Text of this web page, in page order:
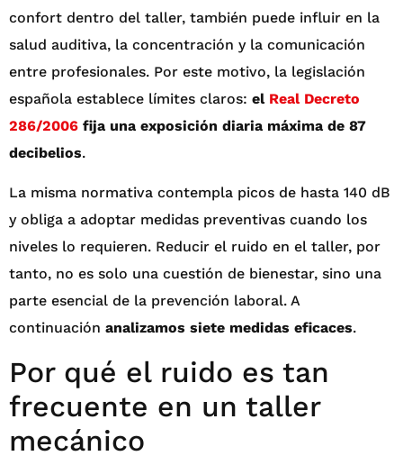
confort dentro del taller, también puede influir en la
salud auditiva, la concentración y la comunicación
entre profesionales. Por este motivo, la legislación
española establece límites claros: el Real Decreto
286/2006 fija una exposición diaria máxima de 87
decibelios.
La misma normativa contempla picos de hasta 140 dB
y obliga a adoptar medidas preventivas cuando los
niveles lo requieren. Reducir el ruido en el taller, por
tanto, no es solo una cuestión de bienestar, sino una
parte esencial de la prevención laboral. A
continuación analizamos siete medidas eficaces.
Por qué el ruido es tan
frecuente en un taller
mecánico